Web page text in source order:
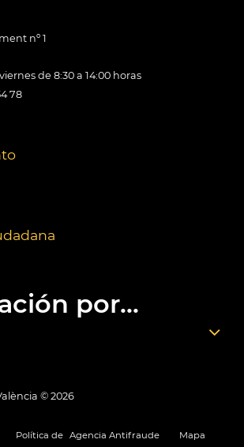
nº 1
de 8:30 a 14:00 horas
78
por...
© 2026
Política de Agencia Antifraude
Mapa